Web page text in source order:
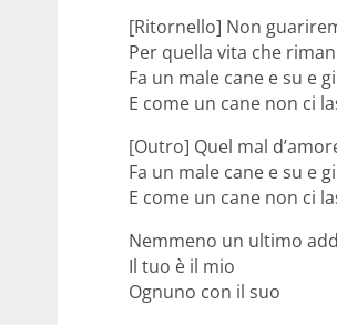
[Ritornello] Non
Per quella vita che
Fa un male cane e su e
E come un cane non ci
[Outro] Quel mal
Fa un male cane e su e
E come un cane non ci
Nemmeno un ultimo
Il tuo è il mio
Ognuno con il suo